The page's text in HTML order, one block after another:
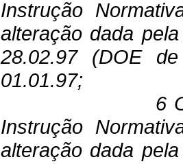
Instrução
alteração dada
28.02.97 (DOE
01.01.97;
6
Instrução
alteração dada